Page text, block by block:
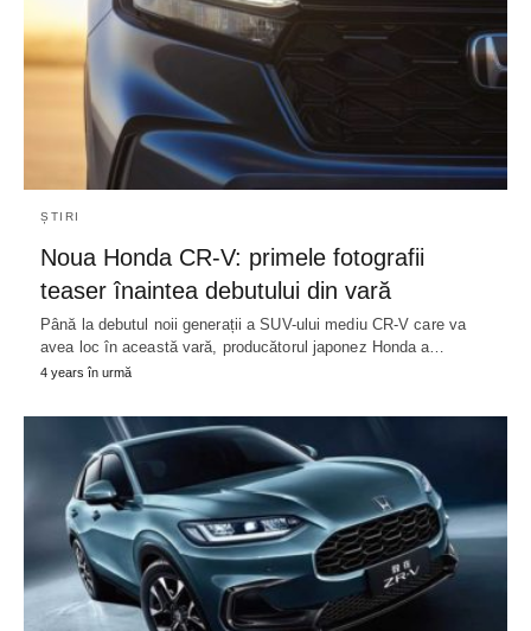
ȘTIRI
Noua Honda CR-V: primele fotografii
teaser înaintea debutului din vară
Până la debutul noii generații a SUV-ului mediu CR-V care va
avea loc în această vară, producătorul japonez Honda a…
4 years în urmă